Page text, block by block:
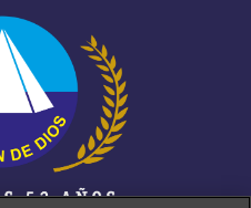
sino la dádiva vino por la
según San Juan,
de Dios (San Juan,
profunda al traer la Luz a
San Mateo, 5:16).